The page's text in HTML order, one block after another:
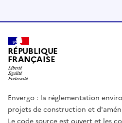
RÉPUBLIQUE
FRANÇAISE
Envergo : la réglementation
projets de construction et